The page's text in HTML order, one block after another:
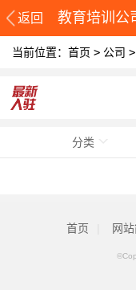
返回 教育培训公
当前位置： 首页 > 公司 >
分类
首页 网